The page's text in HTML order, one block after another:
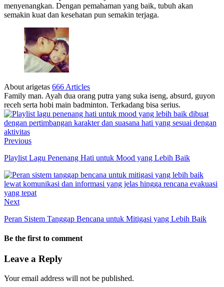
menyenangkan. Dengan pemahaman yang baik, tubuh akan
semakin kuat dan kesehatan pun semakin terjaga.
About arigetas 666 Articles
Family man. Ayah dua orang putra yang suka iseng, absurd, guyon
receh serta hobi main badminton. Terkadang bisa serius.
Previous
Playlist Lagu Penenang Hati untuk Mood yang Lebih Baik
Next
Peran Sistem Tanggap Bencana untuk Mitigasi yang Lebih Baik
Be the first to comment
Leave a Reply
Your email address will not be published.